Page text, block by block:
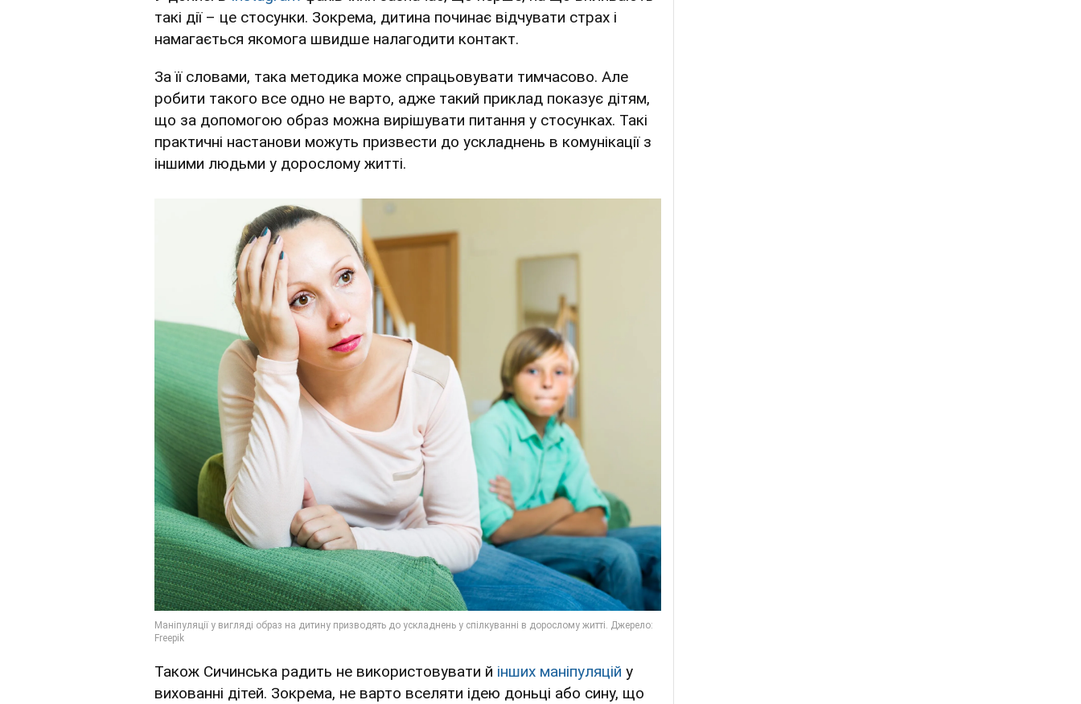
такі дії – це стосунки. Зокрема, дитина починає відчувати страх і
намагається якомога швидше налагодити контакт.
За її словами, така методика може спрацьовувати тимчасово. Але
робити такого все одно не варто, адже такий приклад показує дітям,
що за допомогою образ можна вирішувати питання у стосунках. Такі
практичні настанови можуть призвести до ускладнень в комунікації з
іншими людьми у дорослому житті.
Також Сичинська радить не використовувати й інших маніпуляцій у
вихованні дітей. Зокрема, не варто вселяти ідею доньці або сину, що